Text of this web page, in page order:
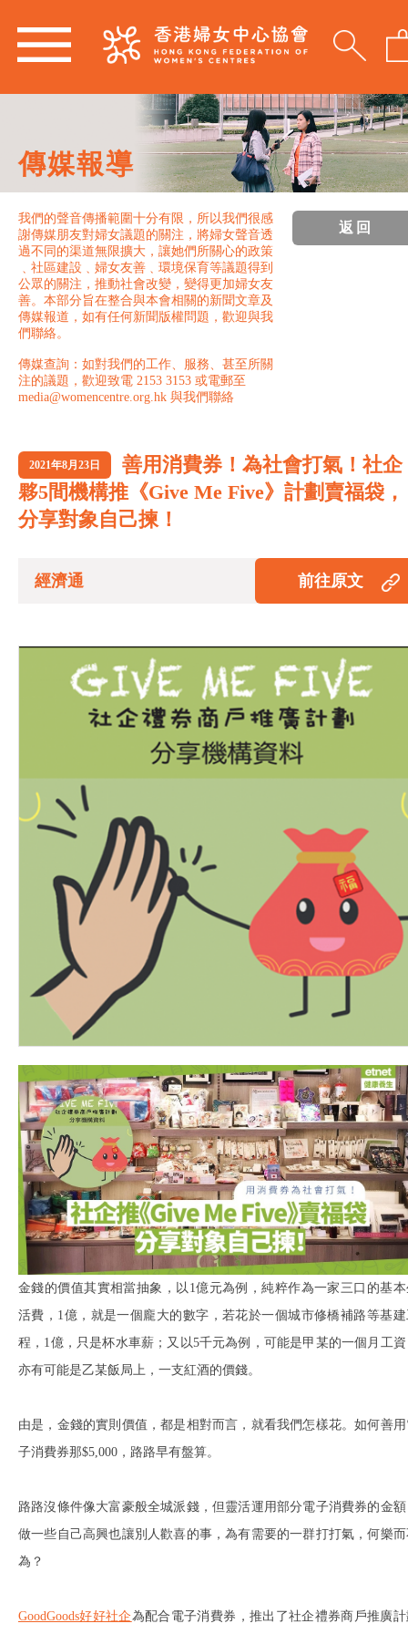
傳媒報導
我們的聲音傳播範圍十分有限，所以我們很感
謝傳媒朋友對婦女議題的關注，將婦女聲音透
過不同的渠道無限擴大，讓她們所關心的政策
﹑社區建設﹑婦女友善﹑環境保育等議題得到
公眾的關注，推動社會改變，變得更加婦女友
善。本部分旨在整合與本會相關的新聞文章及
傳媒報道，如有任何新聞版權問題，歡迎與我
們聯絡。
傳媒查詢：如對我們的工作、服務、甚至所關
注的議題，歡迎致電 2153 3153 或電郵至
media@womencentre.org.hk 與我們聯絡
返回
2021年8月23日
善用消費券！為社會打氣！社企
夥5間機構推《Give Me Five》計劃賣福袋，
分享對象自己揀！
經濟通 前往原文
金錢的價值其實相當抽象，以1億元為例，純粹作為一家三口的基本
活費，1億，就是一個龐大的數字，若花於一個城市修橋補路等基建
程，1億，只是杯水車薪；又以5千元為例，可能是甲某的一個月工
亦有可能是乙某飯局上，一支紅酒的價錢。
由是，金錢的實則價值，都是相對而言，就看我們怎樣花。如何善
子消費券那$5,000，路路早有盤算。
路路沒條件像大富豪般全城派錢，但靈活運用部分電子消費券的金
做一些自己高興也讓別人歡喜的事，為有需要的一群打打氣，何樂
為？
GoodGoods好好社企為配合電子消費券，推出了社企禮券商戶推廣